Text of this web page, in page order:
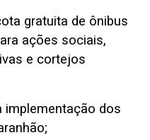
gratuita de ônibus
ações sociais,
e cortejos
implementação dos